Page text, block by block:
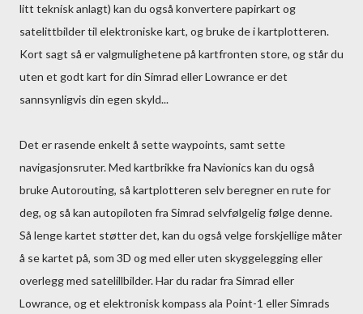
litt teknisk anlagt) kan du også konvertere papirkart og
satelittbilder til elektroniske kart, og bruke de i kartplotteren.
Kort sagt så er valgmulighetene på kartfronten store, og står du
uten et godt kart for din Simrad eller Lowrance er det
sannsynligvis din egen skyld...
Det er rasende enkelt å sette waypoints, samt sette
navigasjonsruter. Med kartbrikke fra Navionics kan du også
bruke Autorouting, så kartplotteren selv beregner en rute for
deg, og så kan autopiloten fra Simrad selvfølgelig følge denne.
Så lenge kartet støtter det, kan du også velge forskjellige måter
å se kartet på, som 3D og med eller uten skyggelegging eller
overlegg med satelillbilder. Har du radar fra Simrad eller
Lowrance, og et elektronisk kompass ala Point-1 eller Simrads